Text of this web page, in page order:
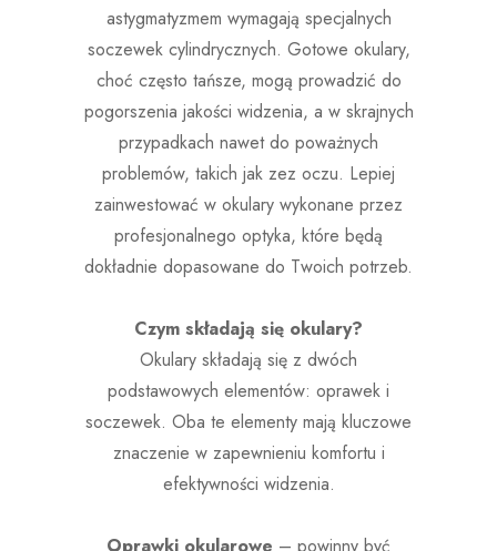
astygmatyzmem wymagają specjalnych
soczewek cylindrycznych. Gotowe okulary,
choć często tańsze, mogą prowadzić do
pogorszenia jakości widzenia, a w skrajnych
przypadkach nawet do poważnych
problemów, takich jak zez oczu. Lepiej
zainwestować w okulary wykonane przez
profesjonalnego optyka, które będą
dokładnie dopasowane do Twoich potrzeb.
Czym składają się okulary?
Okulary składają się z dwóch
podstawowych elementów: oprawek i
soczewek. Oba te elementy mają kluczowe
znaczenie w zapewnieniu komfortu i
efektywności widzenia.